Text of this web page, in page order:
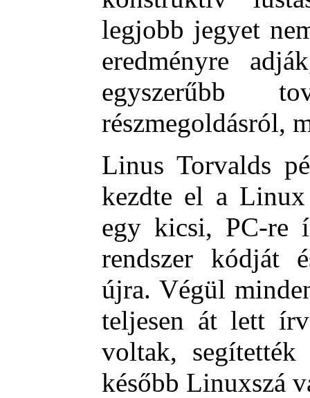
legjobb jegyet
eredményre
egyszerűbb
részmegoldásról,
Linus Torvalds
kezdte el a
egy kicsi, PC-re
rendszer kódját
újra. Végül
teljesen át lett
voltak,
később Linuxszá